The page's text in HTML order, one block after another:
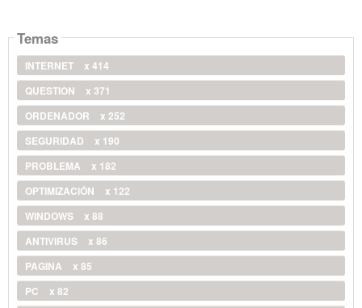
Temas
INTERNET
x 414
QUESTION
x 371
ORDENADOR
x 252
SEGURIDAD
x 190
PROBLEMA
x 182
OPTIMIZACIÓN
x 122
WINDOWS
x 88
ANTIVIRUS
x 86
PAGINA
x 85
PC
x 82